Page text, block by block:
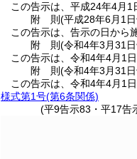
この告示は、平成24年4月1
附 則(平成28年6月1日
この告示は、告示の日から
附 則(令和4年3月31日
この告示は、令和4年4月1日
附 則(令和4年3月31日
この告示は、令和4年4月1日
様式第1号(第6条関係)
(平9告示83・平17告